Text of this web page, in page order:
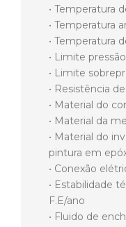
• Temperatura
• Temperatura
• Temperatura
• Limite
• Limite
• Resistência
• Material do
• Material da
• Material do
pintura em
• Conexão
• Estabilidade
F.E/ano
• Fluido de